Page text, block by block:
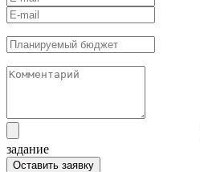
задание
Оставить заявку